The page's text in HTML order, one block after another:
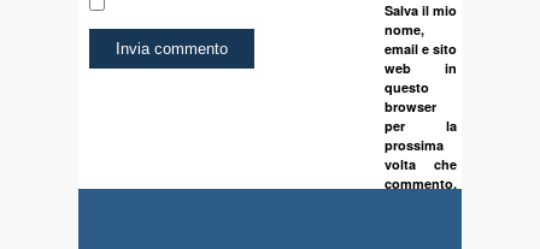
Salva il mio
nome,
email e sito
web in
questo
browser
per la
prossima
volta che
commento.